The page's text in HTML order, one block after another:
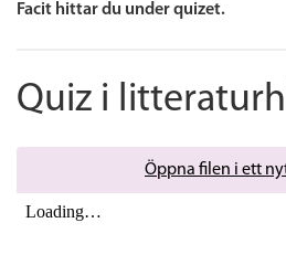
Facit hittar du under quizet.
Quiz i
Öppna filen i ett